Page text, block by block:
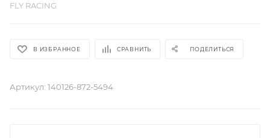
FLY RACING
В ИЗБРАННОЕ СРАВНИТЬ ПОДЕЛИТЬСЯ
Артикул: 140126-872-5494